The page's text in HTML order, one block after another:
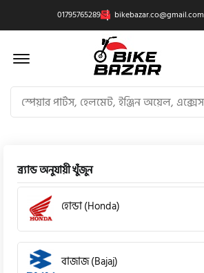
01795765289 bikebazar.co@gmail.com
Offcanvas Menu Open
ব্র্যান্ড অনুযায়ী খুঁজুন
হোন্ডা (Honda)
বাজাজ (Bajaj)